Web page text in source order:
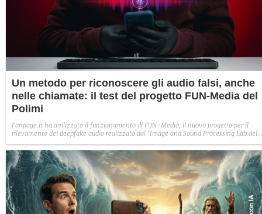
Un metodo per riconoscere gli audio falsi, anche
nelle chiamate: il test del progetto FUN-Media del
Polimi
Fanpage.it ha anilizzato il funzionamento di FUN-Media, il nuovo progetto per il
rilevamento dei deepfake audio realizzato dal ’Image and Sound Processing Lab del
veniva riconosciuto come tale.